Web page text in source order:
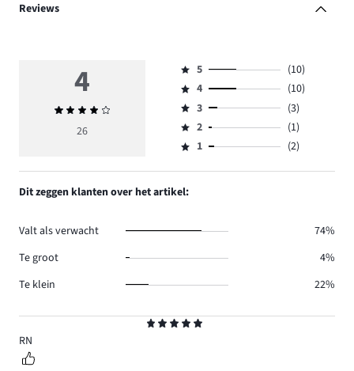
Reviews
5
RN
4
Gemiddelde
beoordeling
26
Beoordeling
5,
aantal
reviews
10.
5
(10)
Beoordeling
4,
aantal
reviews
4
(10)
Beoordeling
3,
aantal
3
(3)
Beoordeling
2,
1.
2
(1)
Beoordeling
1,
aantal
reviews
1 (2)
Dit zeggen klanten over het artikel:
Valt als verwacht
74%
Te groot
4%
Te klein
22%